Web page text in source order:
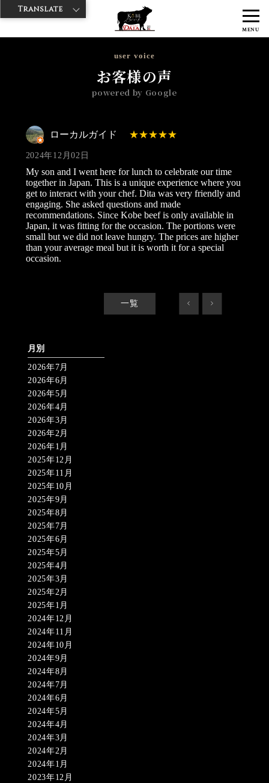
MENU
神戸牛ダイヤ > 神戸牛ダイア 浅草楽天地店
ロー
user voice
お客様の声
powered by Google
ローカルガイド
2024年12月02日
My son and I went here for lunch to celebrate our time
together in Japan. This is a unique experience where you
get to interact with your chef. Dita was very friendly and
engaging. She asked questions and made
recommendations. Since Kobe beef is only available in
Japan, it was fitting for the occasion. The portions were
small but we did not leave hungry. The prices are higher
than your average meal but it is worth it for a special
occasion.
一覧 < >
月別
2026年7月
2026年6月
2026年5月
2026年4月
2026年3月
2026年2月
2026年1月
2025年12月
2025年11月
2025年10月
2025年9月
2025年8月
2025年7月
2025年6月
2025年5月
2025年4月
2025年3月
2025年2月
2025年1月
2024年12月
2024年11月
2024年10月
2024年9月
2024年8月
2024年7月
2024年6月
2024年5月
2024年4月
2024年3月
2024年2月
2024年1月
2023年12月
Translate